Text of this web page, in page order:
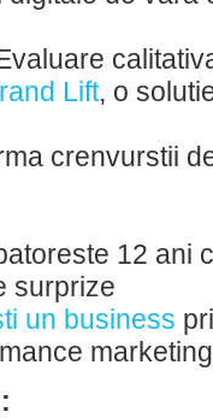
Lift, o
crenvurstii
12 ani
surprize
un business
marketing